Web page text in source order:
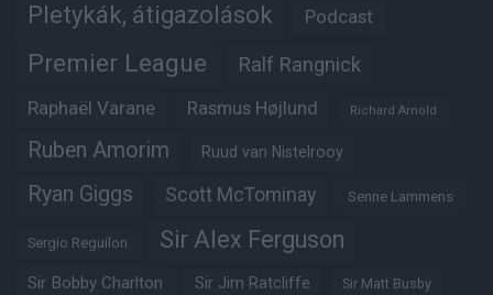
Pletykák, átigazolások Podcast
Premier League Ralf Rangnick
Raphaël Varane Rasmus Højlund Richard Arnold
Ruben Amorim Ruud van Nistelrooy
Ryan Giggs Scott McTominay Senne Lammens
Sergio Reguilon Sir Alex Ferguson
Sir Bobby Charlton Sir Jim Ratcliffe Sir Matt Busby